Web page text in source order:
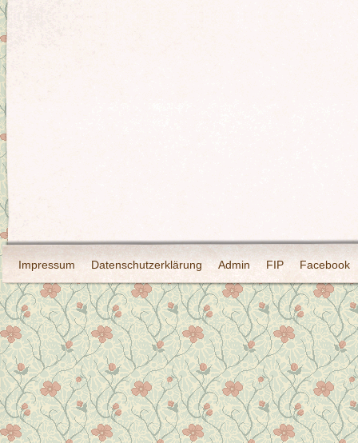
Impressum Datenschutzerklärung Admin FIP Facebook